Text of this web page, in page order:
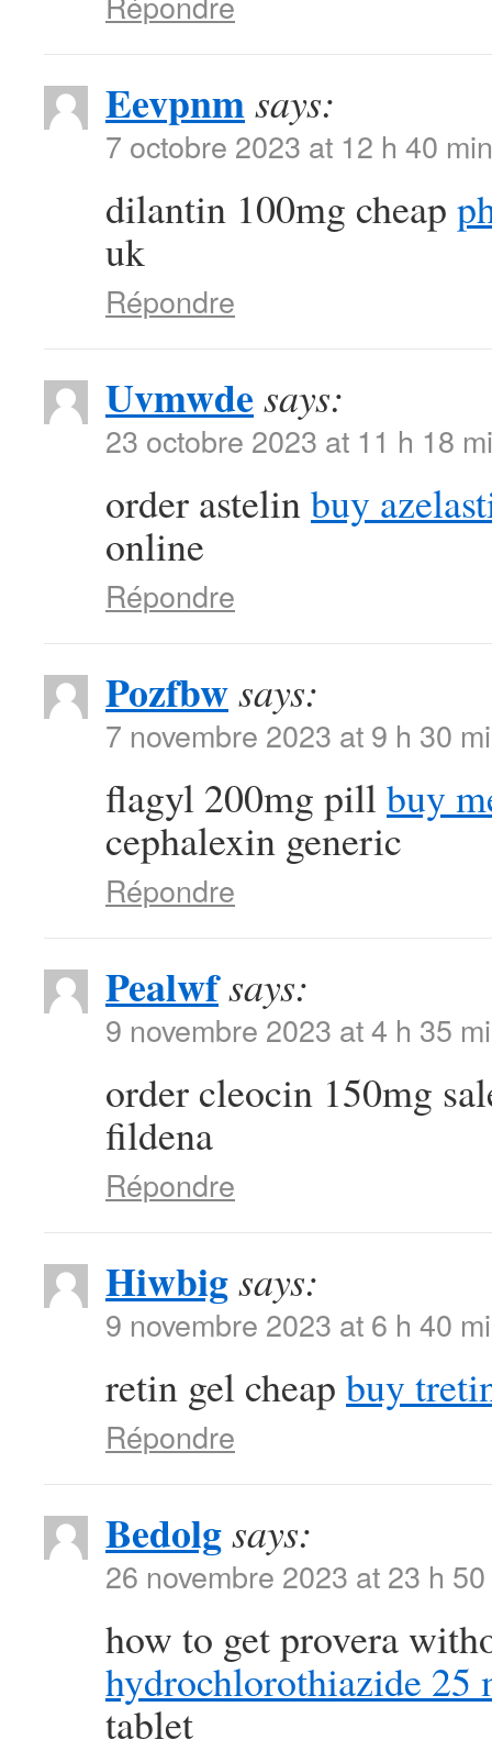
Eevpnmsays:
7 octobre 2023 at 12 h 40 min
dilantin 100mg cheap
uk
Répondre
Uvmwde says:
23 octobre 2023 at 11 h 18
order astelinbuy
online
Répondre
Pozfbwsays:
7 novembre 2023 at 9 h 30
flagyl 200mg pillbuy
cephalexin generic
Répondre
Pealwfsays:
9 novembre 2023 at 4 h 35
order cleocin 150mg
fildena
Répondre
Hiwbigsays:
9 novembre 2023 at 6 h 40
retin gel cheap buy
Répondre
Bedolgsays:
26 novembre 2023 at 23 h
how to get provera
hydrochlorothiazide 25
tablet